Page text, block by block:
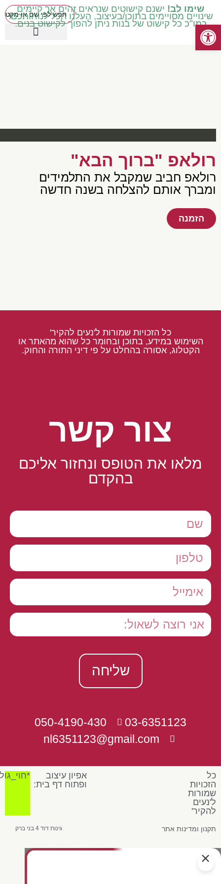
פתח סרגל נגישות
שימו לב! ישנם קישוטים שנראים זהים אך קיימים
שינויים מסויימים בתוכן/בעיצוב, העלנו הכל לנוחותכם!
כמו"כ כל קישוט של בנות ניתן להפוך לקישוט בנים.
רולאפ "ברוך הבא"
רולאפ חביב שמקבל את התלמידים
ומברך אותם להצלחה בשנה חדשה
הזמנה
כל הזכויות שמורות ל'נעים להקיר'
השימוש במידע, בתוכן ובחומר כל שהוא מהאתר או
הקטלוג, אסורה בהחלט על פי דיני התורה והחוק.
צור קשר
מלאו את הטופס ונחזור אליכם
בהקדם
שליחה
03-6351123
050-4190-430
nl6351123@gmail.com
כל
הזכויות
שמורות
ל'נעים
להקיר'
אפיון עיצוב
ופתוח דף בית:
תקנון ומדינות אתר גינות דוד 4 בני ברק